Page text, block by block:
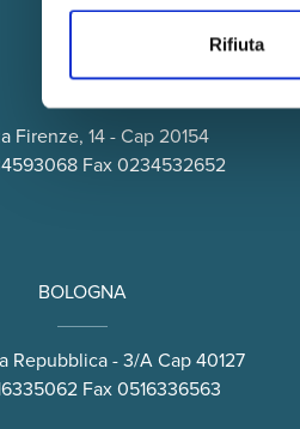
Rifiuta
Firenze, 14 - Cap 20154
Fax 0234532652
BOLOGNA
Repubblica - 3/A Cap 40127
Fax 0516336563